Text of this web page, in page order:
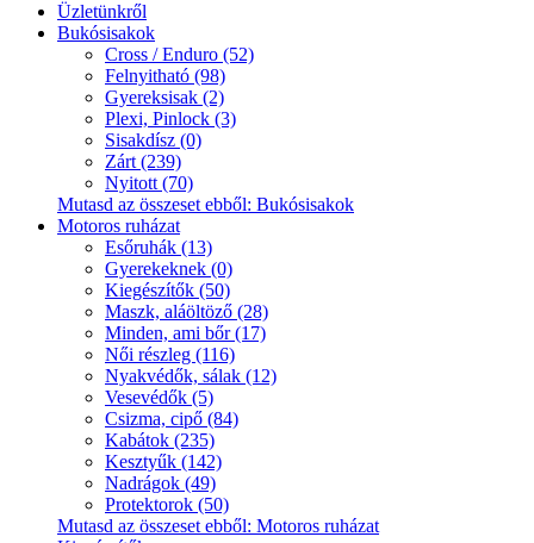
Üzletünkről
Bukósisakok
Cross / Enduro (52)
Felnyitható (98)
Gyereksisak (2)
Plexi, Pinlock (3)
Sisakdísz (0)
Zárt (239)
Nyitott (70)
Mutasd az összeset ebből: Bukósisakok
Motoros ruházat
Esőruhák (13)
Gyerekeknek (0)
Kiegészítők (50)
Maszk, aláöltöző (28)
Minden, ami bőr (17)
Női részleg (116)
Nyakvédők, sálak (12)
Vesevédők (5)
Csizma, cipő (84)
Kabátok (235)
Kesztyűk (142)
Nadrágok (49)
Protektorok (50)
Mutasd az összeset ebből: Motoros ruházat